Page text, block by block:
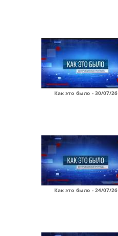
Как это было - 30/07/26
Как это было - 24/07/26